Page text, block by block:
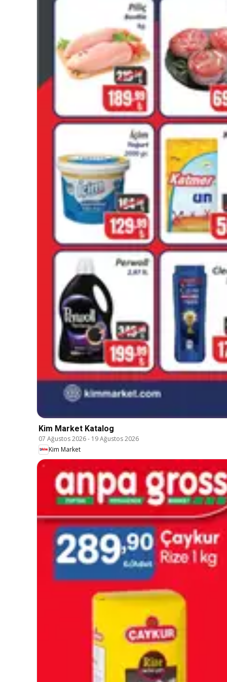
Kim Market Katalog
07 Ağustos 2026- 19 Ağustos 2026
Kim Market